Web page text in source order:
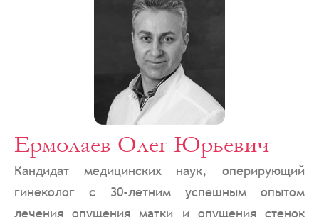
Ермолаев Олег Юрьевич
Кандидат медицинских наук, оперирующий
гинеколог с 30-летним успешным опытом
лечения опущения матки и опущения стенок